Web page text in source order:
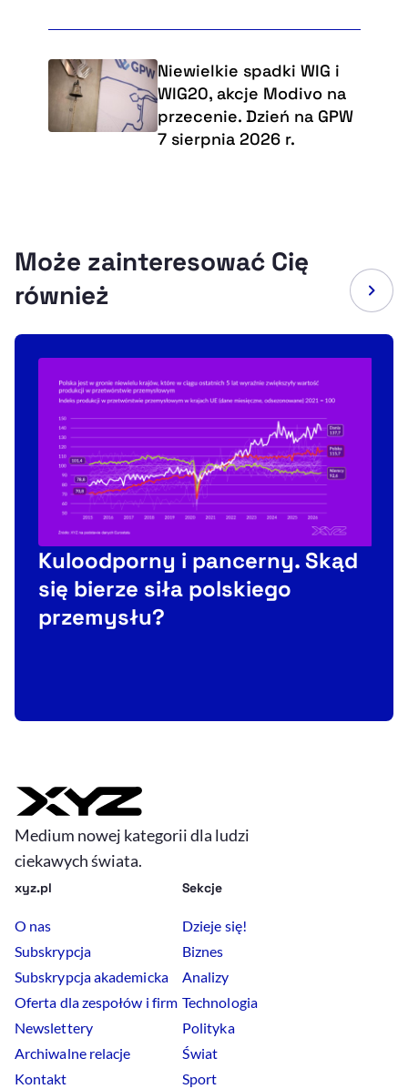
Niewielkie spadki WIG i
WIG20, akcje Modivo na
przecenie. Dzień na GPW
7 sierpnia 2026 r.
Może zainteresować Cię
również
Kuloodporny i pancerny. Skąd
się bierze siła polskiego
przemysłu?
Medium nowej kategorii dla ludzi
ciekawych świata.
xyz.pl
O nas
Subskrypcja
Subskrypcja akademicka
Oferta dla zespołów i firm
Newslettery
Archiwalne relacje
Kontakt
Sekcje
Dzieje się!
Biznes
Analizy
Technologia
Polityka
Świat
Sport